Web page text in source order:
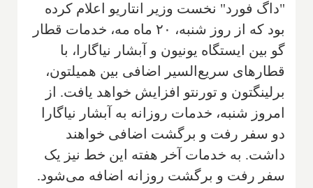
"داگ فورد" نخست وزیر انتاریو اعلام کرده
بود که از روز شنبه، ۲۰ ماه مه، خدمات قطار
گو بین ایستگاه یونیون و آبشار نیاگارا، با
قطار‌های سریع‌السیر اضافی بین همیلتون،
برلینگتون و تورنتو افزایش خواهد یافت. از
امروز شنبه، خدمات روزانه به آبشار نیاگارا
دو سفر رفت و برگشت اضافی خواهند
داشت. به خدمات آخر هفته این خط نیز یک
سفر رفت و برگشت روزانه اضافه می‌شود.